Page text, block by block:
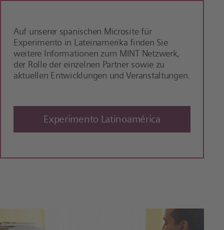
Auf unserer spanischen Microsite für
Experimento in Lateinamerika finden Sie
weitere Informationen zum MINT Netzwerk,
der Rolle der einzelnen Partner sowie zu
aktuellen Entwicklungen und Veranstaltungen.
Experimento Latinoamérica